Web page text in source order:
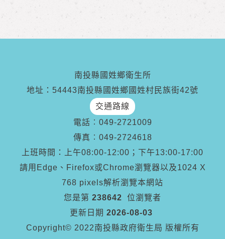
南投縣國姓鄉衛生所
地址：54443南投縣國姓鄉國姓村民族街42號
交通路線
電話︰ 049-2721009
傳真︰ 049-2724618
上班時間：上午08:00-12:00；下午13:00-17:00
請用Edge、Firefox或Chrome瀏覽器以及1024 X
768 pixels解析瀏覽本網站
您是第 238642
位瀏覽者
更新日期 2026-08-03
Copyright© 2022南投縣政府衛生局 版權所有